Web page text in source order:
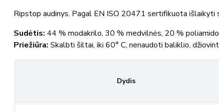
Ripstop audinys. Pagal EN ISO 20471 sertifikuota išlaikyti
Sudėtis: 44 % modakrilo, 30 % medvilnės, 20 %
Priežiūra: Skalbti šiltai, iki 60° C, nenaudoti baliklio,
Dydis